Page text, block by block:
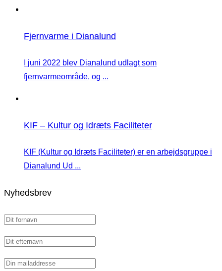
Fjernvarme i Dianalund
I juni 2022 blev Dianalund udlagt som
fjernvarmeområde, og ...
KIF – Kultur og Idræts Faciliteter
KIF (Kultur og Idræts Faciliteter) er en arbejdsgruppe i
Dianalund Ud ...
Nyhedsbrev